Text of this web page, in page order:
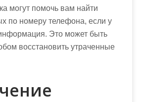
могут помочь вам найти
по номеру телефона, если у
Это может быть
восстановить утраченные